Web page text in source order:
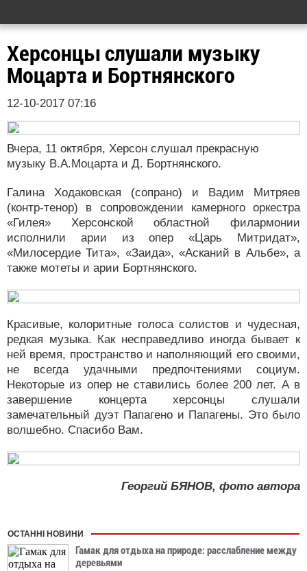
Херсонцы слушали музыку
Моцарта и Бортнянского
12-10-2017 07:16
Вчера, 11 октября, Херсон слушал прекрасную
музыку В.А.Моцарта и Д. Бортнянского.
Галина Ходаковская (сопрано) и Вадим Митряев
(контр-тенор) в сопровождении камерного оркестра
«Гилея» Херсонской областной филармонии
исполнили арии из опер «Царь Митридат»,
«Милосердие Тита», «Заида», «Асканий в Альбе», а
также мотеты и арии Бортнянского.
Красивые, колоритные голоса солистов и чудесная,
редкая музыка. Как несправедливо иногда бывает к
ней время, пространство и наполняющий его своими,
не всегда удачными предпочтениями социум.
Некоторые из опер не ставились более 200 лет. А в
завершение концерта херсонцы слушали
замечательный дуэт Папагено и Папагены. Это было
волшебно. Спасибо Вам.
Георгий БЯНОВ, фото автора
ОСТАННІ НОВИНИ
Гамак для отдыха на природе: расслабление между
деревьями